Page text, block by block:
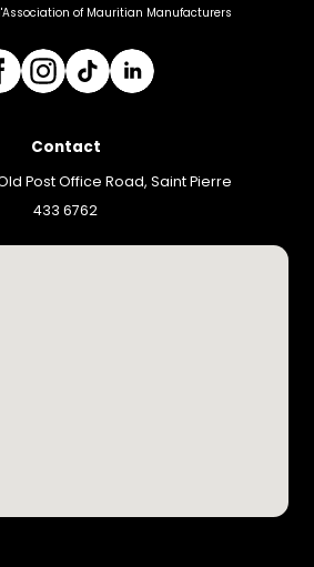
of Mauritian Manufacturers
Contact
Post Office Road, Saint Pierre
433 6762